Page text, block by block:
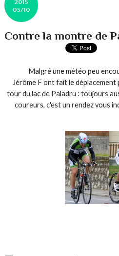
2015
03/10
Contre la montre de
Malgré une météo peu
Jérôme F ont fait le
tour du lac de Paladru : toujours
coureurs, c'est un rendez vous